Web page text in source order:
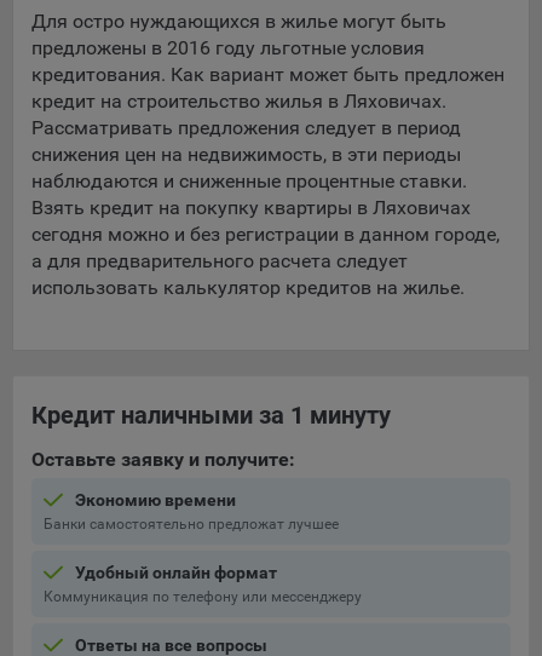
Сохранить мои изменения
Сохранить по умолчанию
Для остро нуждающихся в жилье могут быть
предложены в 2016 году льготные условия
кредитования. Как вариант может быть предложен
кредит на строительство жилья в Ляховичах.
Рассматривать предложения следует в период
снижения цен на недвижимость, в эти периоды
наблюдаются и сниженные процентные ставки.
Взять кредит на покупку квартиры в Ляховичах
сегодня можно и без регистрации в данном городе,
а для предварительного расчета следует
использовать калькулятор кредитов на жилье.
Кредит наличными за 1 минуту
Оставьте заявку и получите:
Экономию времени
Банки самостоятельно предложат лучшее
Удобный онлайн формат
Коммуникация по телефону или мессенджеру
Ответы на все вопросы